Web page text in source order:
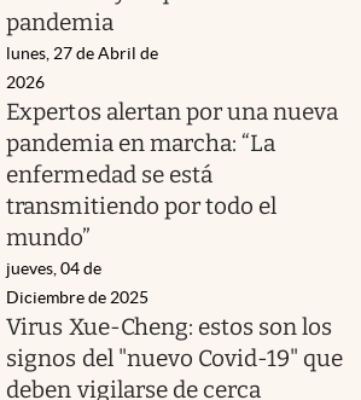
pandemia
lunes, 27 de Abril de
2026
Expertos alertan por una nueva
pandemia en marcha: “La
enfermedad se está
transmitiendo por todo el
mundo”
jueves, 04 de
Diciembre de 2025
Virus Xue-Cheng: estos son los
signos del "nuevo Covid-19" que
deben vigilarse de cerca